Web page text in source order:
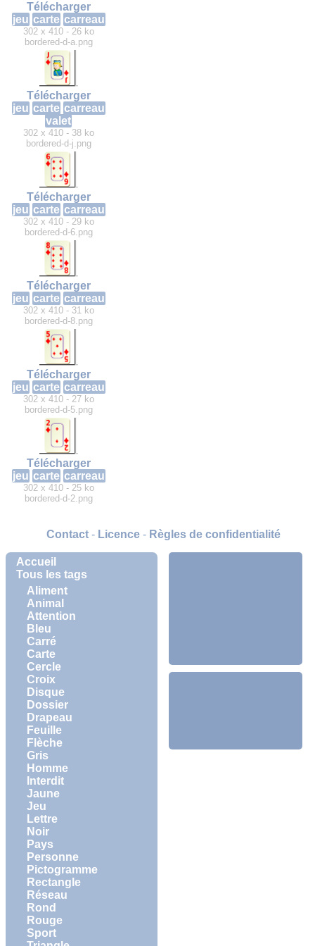
Accueil
Tous les tags
Aliment
Animal
Attention
Bleu
Carré
Carte
Cercle
Croix
Disque
Dossier
Drapeau
Feuille
Flèche
Gris
Homme
Interdit
Jaune
Jeu
Lettre
Noir
Pays
Personne
Pictogramme
Rectangle
Réseau
Rond
Rouge
Sport
Télécharger
jeu carte carreau
302 x 410 - 26 ko
bordered-d-a.png
Télécharger
jeu carte carreau
valet
302 x 410 - 38 ko
bordered-d-j.png
Télécharger
jeu carte carreau
302 x 410 - 29 ko
bordered-d-6.png
Télécharger
jeu carte carreau
302 x 410 - 31 ko
bordered-d-8.png
Télécharger
jeu carte carreau
302 x 410 - 27 ko
bordered-d-5.png
Télécharger
jeu carte carreau
302 x 410 - 25 ko
bordered-d-2.png
Contact- Licence- Règles de confidentialité